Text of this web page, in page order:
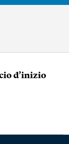
d’inizio